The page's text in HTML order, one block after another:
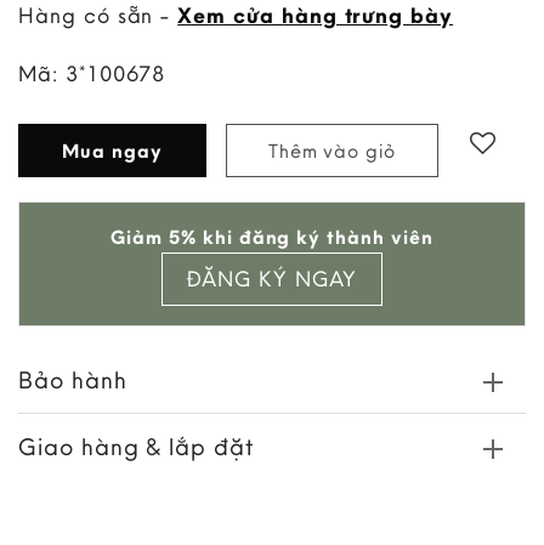
Hàng có sẵn -Xem cửa hàng trưng bày
Mã: 3*100678
Mua ngay Thêm vào giỏ
wishlist
Giảm 5% khi đăng ký thành viên
ĐĂNG KÝ NGAY
Bảo hành
Giao hàng & lắp đặt